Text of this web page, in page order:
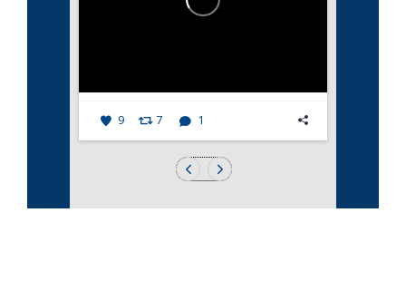
9 7 1